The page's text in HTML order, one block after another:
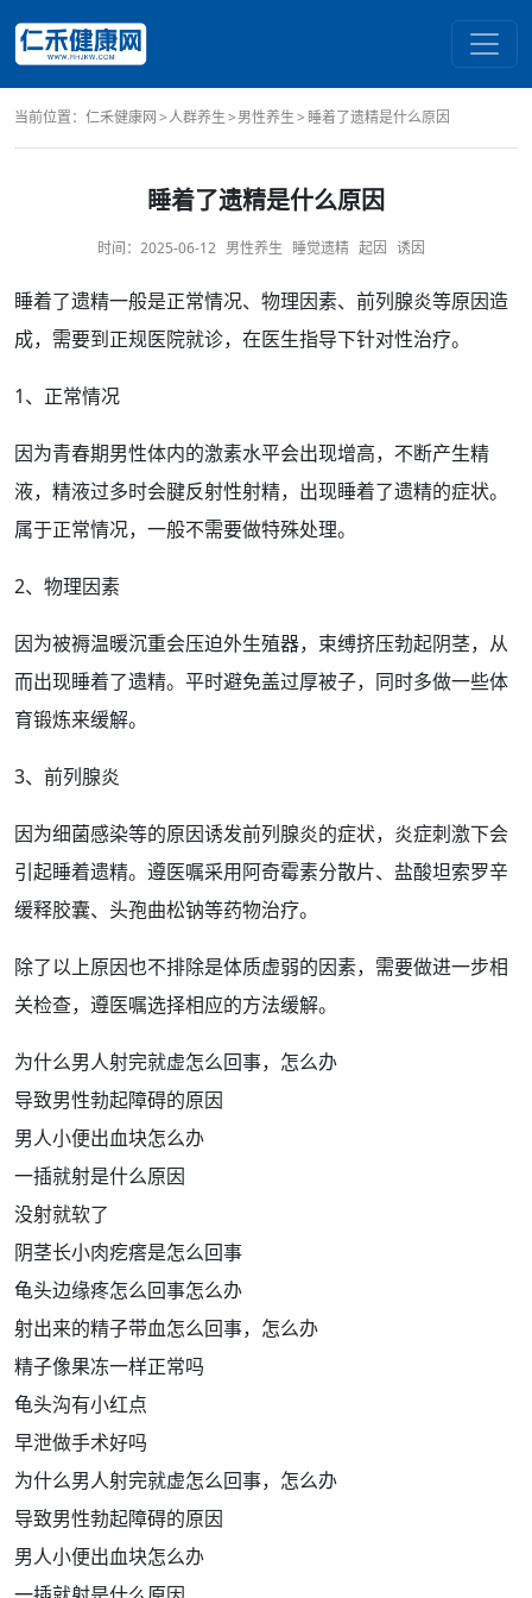
当前位置： 仁禾健康网 人群养生 男性养生 睡着了遗精是什么原因
睡着了遗精是什么原因
时间： 2025-06-12 男性养生 睡觉遗精 起因 诱因
睡着了遗精一般是正常情况、物理因素、 前列腺炎等原因造
成，需要到正规医院就诊，在医生指导下针对性治疗。
1、正常情况
因为青春期男性体内的激素水平会出现增高，不断产生精
液，精液过多时会腱反射性射精，出现睡着了遗精的症状。
属于正常情况，一般不需要做特殊处理。
2、物理因素
因为被褥温暖沉重会压迫外生殖器，束缚挤压勃起阴茎，从
而出现睡着了遗精。平时避免盖过厚被子，同时多做一些体
育锻炼来缓解。
3、 前列腺炎
因为细菌感染等的原因诱发前列腺炎的症状， 炎症刺激下会
引起睡着遗精。遵医嘱采用阿奇霉素分散片、盐酸坦索罗辛
缓释胶囊、 头孢曲松钠等药物治疗。
除了以上原因也不排除是体质虚弱的因素，需要做进一步相
关检查，遵医嘱选择相应的方法缓解。
为什么男人射完就虚怎么回事，怎么办
导致男性勃起障碍的原因
男人小便出血块怎么办
一插就射是什么原因
没射就软了
阴茎长小肉疙瘩是怎么回事
龟头边缘疼怎么回事怎么办
射出来的精子带血怎么回事，怎么办
精子像果冻一样正常吗
龟头沟有小红点
早泄做手术好吗
为什么男人射完就虚怎么回事，怎么办
导致男性勃起障碍的原因
男人小便出血块怎么办